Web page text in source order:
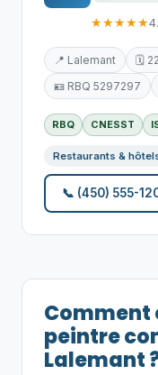
★★★★★
📍 Lalemant 🗓️
🪪 RBQ 5297297
RBQ CNESST
Restaurants &
📞 (450) 555-
Comment
peintre
Lalemant